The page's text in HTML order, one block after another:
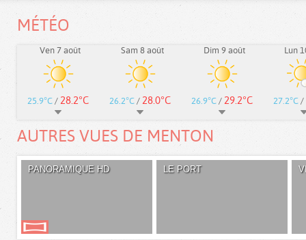
MÉTÉO
Ven 7 août
25.9°C / 28.2°C
Sam 8 août
26.2°C / 28.0°C
Dim 9 août
26.9°C / 29.2°C
Lun
27.2°C /
AUTRES VUES DE MENTON
PANORAMIQUE HD LE PORT